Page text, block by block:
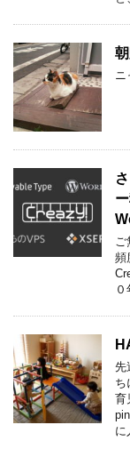
ニ
ご
頻
先
ち
育